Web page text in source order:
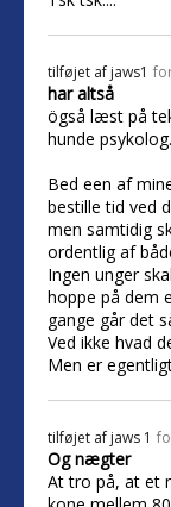
tilføjet af jaws1
har altså
ögså læst på
hunde
Bed een af
bestille tid ved
men samtidig
ordentlig af
Ingen unger
hoppe på dem
gange går det
Ved ikke hvad
Men er
tilføjet af jaws 1
Og nægter
At tro på, at et